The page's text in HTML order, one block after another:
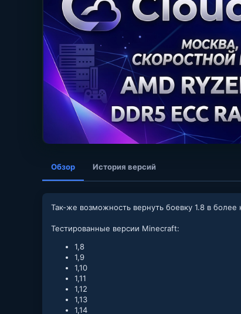
Обзор История версий
Так-же возможность вернуть боевку 1.8 в более
Тестированные версии Minecraft:
1,8
1,9
1,10
1,11
1,12
1,13
1,14